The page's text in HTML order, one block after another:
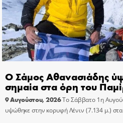
Ο Σάμος Αθανασιάδης
σημαία στα όρη του
9 Αυγούστου, 2026Το Σάββατο 1η
υψώθηκε στην κορυφή Λένιν (7.134 μ.)